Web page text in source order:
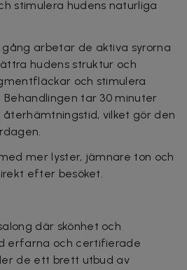
stimulera hudens naturliga
arbetar de aktiva syrorna
hudens struktur och
och stimulera
Behandlingen tar 30 minuter
återhämtningstid, vilket gör den
mer lyster, jämnare ton och
efter besöket.
där skönhet och
erfarna och certifierade
de ett brett utbud av